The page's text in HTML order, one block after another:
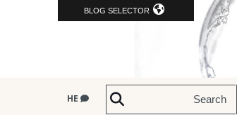
BLOG SELECTOR